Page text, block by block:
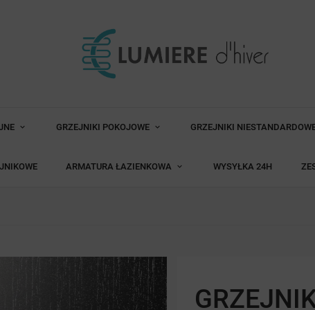
GRZEJNIKI POKOJOWE GRZEJNIKI
ARMATURA ŁAZIENKOWA WYSYŁKA 24H